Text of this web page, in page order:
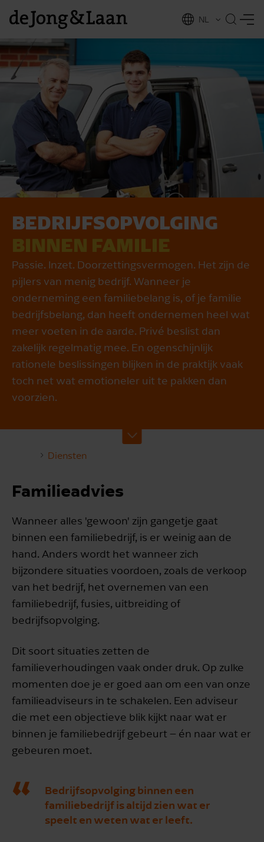
EN
NL
BEDRIJFSOPVOLGING
BINNEN FAMILIE
Passie. Inzet. Doorzettingsvermogen. Het zijn de
pijlers van menig bedrijf. Wanneer je
onderneming een familiebelang is, of je familie
bedrijfsbelang, dan heeft ondernemen heel wat
meer voeten in de aarde. Privé beslist dan
zakelijk regelmatig mee. En ogenschijnlijk
rationele beslissingen blijken in de praktijk vaak
toch net wat emotioneler uit te pakken dan
voorzien.
Diensten
Familieadvies
Wanneer alles 'gewoon' zijn gangetje gaat
binnen een familiebedrijf, is er weinig aan de
hand. Anders wordt het wanneer zich
bijzondere situaties voordoen, zoals de verkoop
van het bedrijf, het overnemen van een
familiebedrijf, fusies, uitbreiding of
bedrijfsopvolging.
Dit soort situaties zetten de
familieverhoudingen vaak onder druk. Op zulke
momenten doe je er goed aan om een van onze
familieadviseurs in te schakelen. Een adviseur
die met een objectieve blik kijkt naar wat er
binnen je familiebedrijf gebeurt – én naar wat er
gebeuren moet.
Bedrijfsopvolging binnen een
familiebedrijf is altijd zien wat er
speelt en weten wat er leeft.